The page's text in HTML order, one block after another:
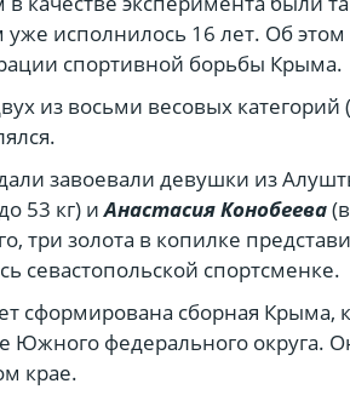
исполнилось 16 лет. Об
спортивной борьбы Крыма.
из восьми весовых категорий
завоевали девушки из
53 кг) иАнастасия Конобеева
три золота в копилке
севастопольской спортсменке.
сформирована сборная Крыма,
Южного федерального округа.
крае.